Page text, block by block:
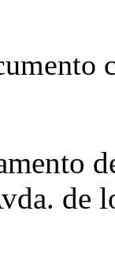
de